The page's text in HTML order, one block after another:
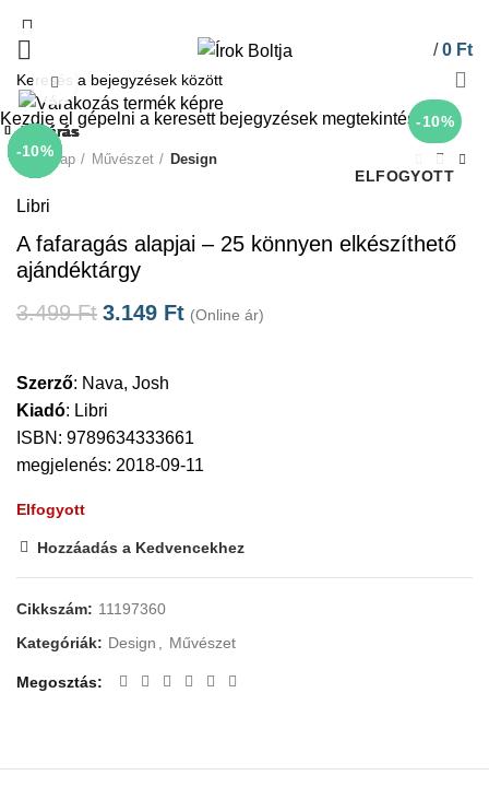
/ 0 Ft
-10%
ELFOGYOTT
Click to enlarge
Kezdőlap Művészet Design
Libri
A fafaragás alapjai – 25 könnyen elkészíthető
ajándéktárgy
3.499Ft 3.149 Ft (Online ár)
Szerző: Nava, Josh
Kiadó: Libri
ISBN: 9789634333661
megjelenés: 2018-09-11
Elfogyott
Hozzáadás a Kedvencekhez
Cikkszám: 11197360
Kategóriák: Design , Művészet
Megosztás
-10%
Bezárás
-10%
Bezárás
-10%
Bezárás
-10%
Bezárás
-10%
Bezárás
-10%
Bezárás
-55%
Bezárás
-10%
Bezárás
Kezdje el gépelni a keresett bejegyzések megtekintéséhez.